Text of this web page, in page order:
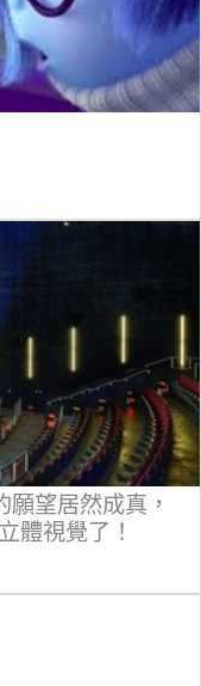
願望居然成真，
體視覺了！